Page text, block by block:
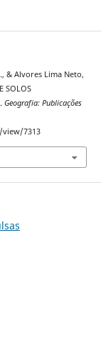
& Alvores Lima Neto,
SOLOS
Geografia: Publicações
7313